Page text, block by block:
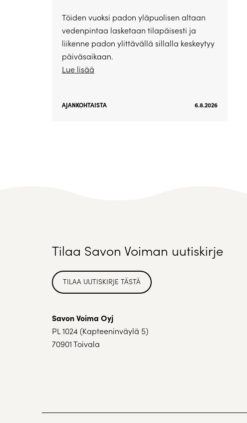
Töiden vuoksi padon yläpuolisen altaan
vedenpintaa lasketaan tilapäisesti ja
liikenne padon ylittävällä sillalla keskeytyy
päiväsaikaan.
Lue lisää
AJANKOHTAISTA 6.8.2026
Tilaa Savon Voiman uutiskirje
TILAA UUTISKIRJE TÄSTÄ
Savon Voima Oyj
PL 1024 (Kapteeninväylä 5)
70901 Toivala